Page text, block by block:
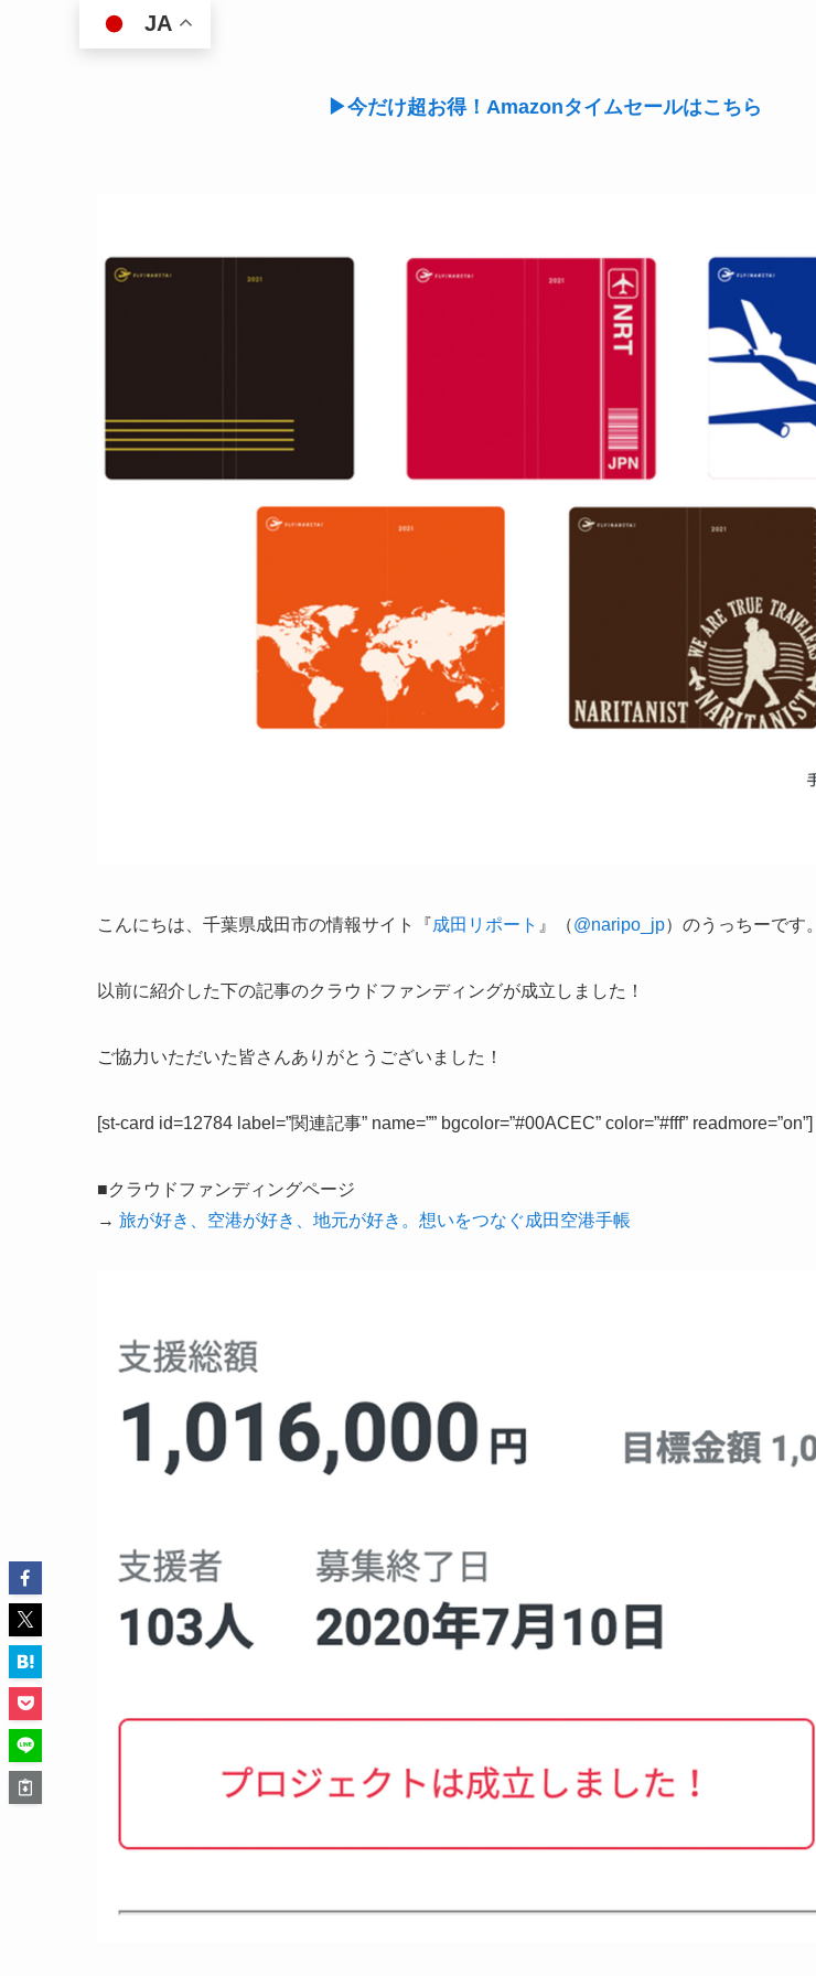
JA
▶今だけ超お得！Amazonタイムセールはこちら
こんにちは、千葉県成田市の情報サイト『成田リポート 』（@naripo_jp）のうっちーです。
以前に紹介した下の記事のクラウドファンディングが成立しました！
ご協力いただいた皆さんありがとうございました！
[st-card id=12784 label=”関連記事” name=”” bgcolor=”#00ACEC” color=”#fff” readmore=”on”]
■クラウドファンディングページ
→ 旅が好き、空港が好き、地元が好き。想いをつなぐ成田空港手帳